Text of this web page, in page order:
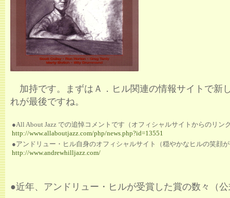
加持です。まずはＡ．ヒル関連の情報サイトで新
れが最後ですね。
●All About Jazz での追悼コメントです（オフィシャルサイトからのリン
http://www.allaboutjazz.com/php/news.php?id=13551
●アンドリュー・ヒル自身のオフィシャルサイト（穏やかなヒルの笑顔
http://www.andrewhilljazz.com/
●近年、アンドリュー・ヒルが受賞した賞の数々（